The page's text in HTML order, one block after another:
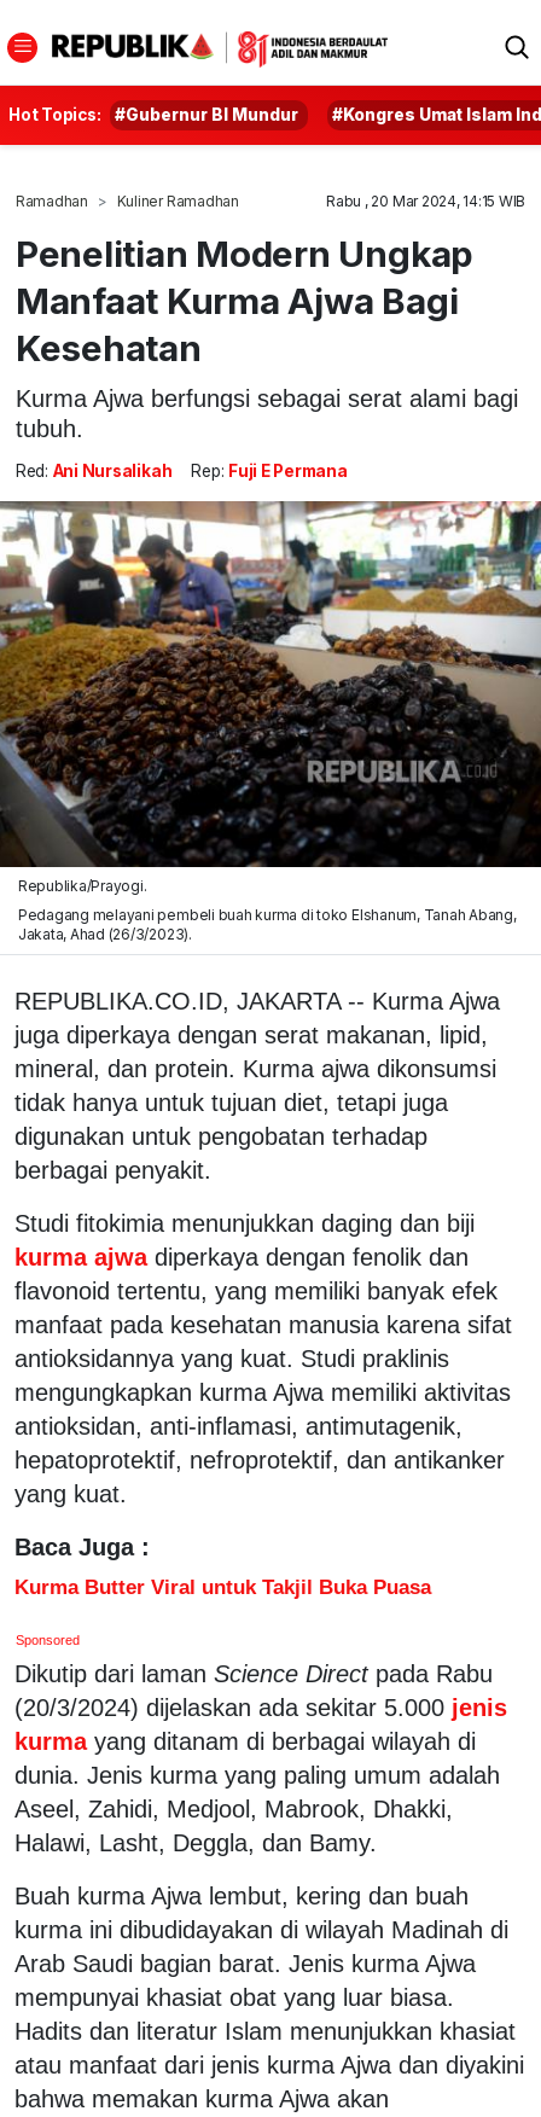
Hot Topics: #Gubernur BI Mundur #Kongres Umat Islam
Ramadhan Kuliner Ramadhan Rabu , 20 Mar 2024, 14:15 WIB
Penelitian Modern Ungkap
Manfaat Kurma Ajwa Bagi
Kesehatan
Kurma Ajwa berfungsi sebagai serat alami bagi
tubuh.
Red: Ani Nursalikah Rep: Fuji E Permana
Republika/Prayogi.
Pedagang melayani pembeli buah kurma di toko Elshanum, Tanah Abang,
Jakata, Ahad (26/3/2023).
REPUBLIKA.CO.ID, JAKARTA -- Kurma Ajwa
juga diperkaya dengan serat makanan, lipid,
mineral, dan protein. Kurma ajwa dikonsumsi
tidak hanya untuk tujuan diet, tetapi juga
digunakan untuk pengobatan terhadap
berbagai penyakit.
Studi fitokimia menunjukkan daging dan biji
kurma ajwa diperkaya dengan fenolik dan
flavonoid tertentu, yang memiliki banyak efek
manfaat pada kesehatan manusia karena sifat
antioksidannya yang kuat. Studi praklinis
mengungkapkan kurma Ajwa memiliki aktivitas
antioksidan, anti-inflamasi, antimutagenik,
hepatoprotektif, nefroprotektif, dan antikanker
yang kuat.
Baca Juga :
Kurma Butter Viral untuk Takjil Buka Puasa
Sponsored
Dikutip dari laman Science Directpada Rabu
(20/3/2024) dijelaskan ada sekitar 5.000 jenis
kurma yang ditanam di berbagai wilayah di
dunia. Jenis kurma yang paling umum adalah
Aseel, Zahidi, Medjool, Mabrook, Dhakki,
Halawi, Lasht, Deggla, dan Bamy.
Buah kurma Ajwa lembut, kering dan buah
kurma ini dibudidayakan di wilayah Madinah di
Arab Saudi bagian barat. Jenis kurma Ajwa
mempunyai khasiat obat yang luar biasa.
Hadits dan literatur Islam menunjukkan khasiat
atau manfaat dari jenis kurma Ajwa dan diyakini
bahwa memakan kurma Ajwa akan